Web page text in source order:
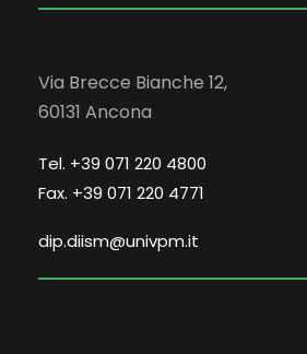
Via Brecce Bianche 12,
60131 Ancona
Tel. +39 071 220 4800
Fax. +39 071 220 4771
dip.diism@univpm.it